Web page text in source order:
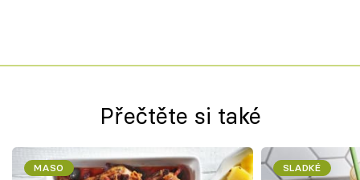
Přečtěte si také
MASO SLADKÉ